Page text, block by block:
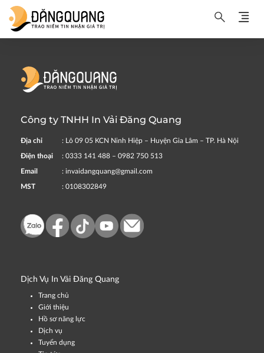
Công ty TNHH In Vải Đăng Quang
Địa chỉ : Lô 09 05 KCN Ninh Hiệp – Huyện Gia Lâm – TP. Hà Nội
Điện thoại : 0333 141 488 – 0982 750 513
Email : invaidangquang@gmail.com
MST : 0108302849
Dịch Vụ In Vải Đăng Quang
Trang chủ
Giới thiệu
Hồ sơ năng lực
Dịch vụ
Tuyển dụng